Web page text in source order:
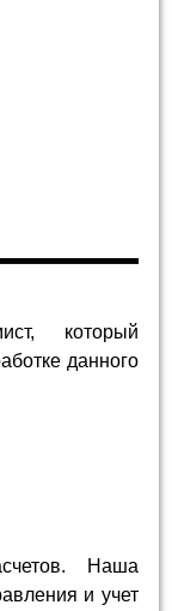
который
данного
Наша
и учет